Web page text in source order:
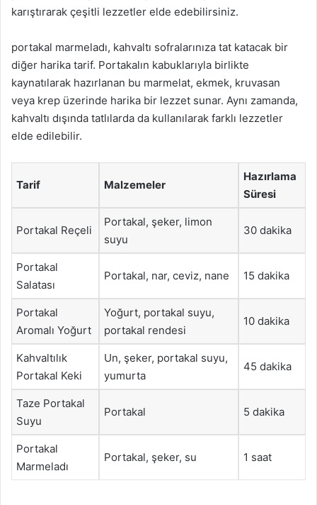
karıştırarak çeşitli lezzetler elde edebilirsiniz.
portakal marmeladı, kahvaltı sofralarınıza tat katacak bir
diğer harika tarif. Portakalın kabuklarıyla birlikte
kaynatılarak hazırlanan bu marmelat, ekmek, kruvasan
veya krep üzerinde harika bir lezzet sunar. Aynı zamanda,
kahvaltı dışında tatlılarda da kullanılarak farklı lezzetler
elde edilebilir.
Tarif Malzemeler
Hazırlama
Süresi
Portakal Reçeli
Portakal, şeker, limon
suyu
30 dakika
Portakal
Salatası
Portakal, nar, ceviz, nane 15 dakika
Portakal
Aromalı Yoğurt
Yoğurt, portakal suyu,
portakal rendesi
10 dakika
Kahvaltılık
Portakal Keki
Un, şeker, portakal suyu,
yumurta
45 dakika
Taze Portakal
Suyu
Portakal 5 dakika
Portakal
Marmeladı
Portakal, şeker, su 1 saat